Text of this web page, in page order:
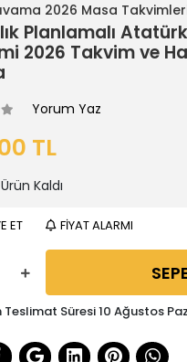
2026 Masa
Planlamalı
2026 Takvim ve
Yorum Yaz
TL
Ürün Kaldı
ET FİYAT ALARMI
Süresi 10 Ağustos